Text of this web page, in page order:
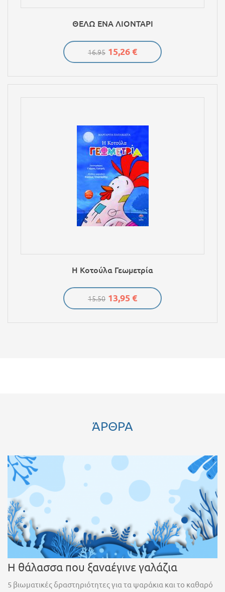
ΘΕΛΩ ΕΝΑ ΛΙΟΝΤΑΡΙ
16.95 15,26 €
Η Κοτούλα Γεωμετρία
15.50 13,95 €
ΆΡΘΡΑ
Η θάλασσα που ξαναέγινε γαλάζια
5 βιωματικές δραστηριότητες για τα ψαράκια και το καθαρό